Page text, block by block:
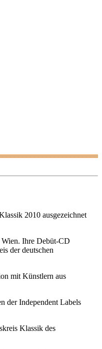
2010 ausgezeichnet
Wien. Ihre Debüt-CD
der deutschen
mit Künstlern aus
der Independent Labels
Klassik des